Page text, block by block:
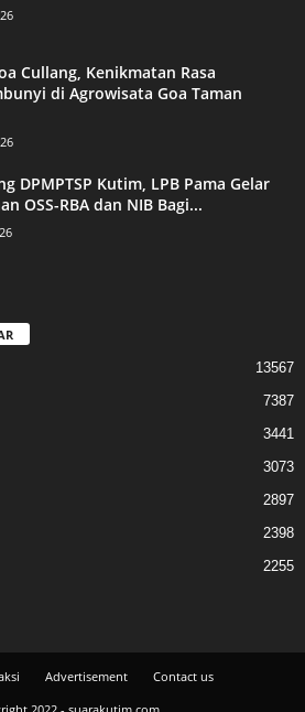
Cullang, Kenikmatan Rasa
di Agrowisata Goa Taman
DPMPTSP Kutim, LPB Pama Gelar
OSS-RBA dan NIB Bagi...
13567
7387
3441
3073
2897
2398
2255
Advertisement
Contact us